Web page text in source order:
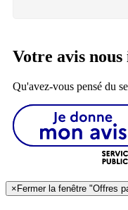
Votre avis nous
Qu'avez-vous pensé du
× Fermer la fenêtre "Offres